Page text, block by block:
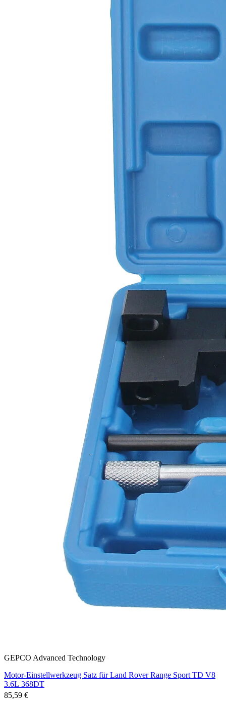
GEPCO Advanced Technology
Motor-Einstellwerkzeug Satz für Land Rover Range Sport TD V8
3.6L 368DT
85,59 €